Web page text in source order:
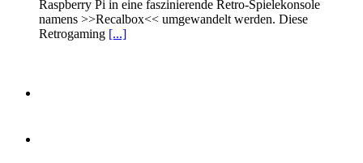
Raspberry Pi in eine faszinierende Retro-Spielekonsole
namens >>Recalbox<< umgewandelt werden. Diese
Retrogaming [...]